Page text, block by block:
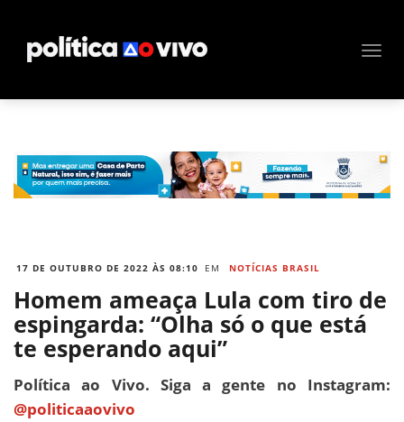
17 DE OUTUBRO DE 2022 ÀS 08:10 EM NOTÍCIAS BRASIL
Homem ameaça Lula com tiro de
espingarda: “Olha só o que está
te esperando aqui”
Política ao Vivo. Siga a gente no Instagram:
@politicaaovivo